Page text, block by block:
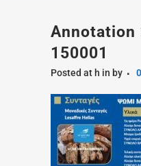
Annotation
150001
Posted at h in by 0